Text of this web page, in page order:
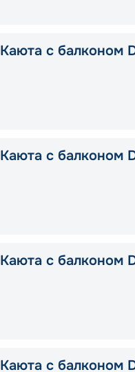
Каюта с балконом
Каюта с балконом
Каюта с балконом
Каюта с балконом